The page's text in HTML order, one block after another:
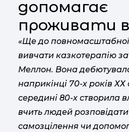
допомагає
проживати
«Ще до
вивчати казкотерапію
Меллон. Вона
наприкінці 70-х років ХХ
середині 80-х створила
вчить людей розповідати
самозцілення чи